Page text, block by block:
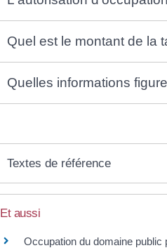
Quel est le montant de la
Quelles informations
Textes de référence
Et aussi
Occupation du domaine